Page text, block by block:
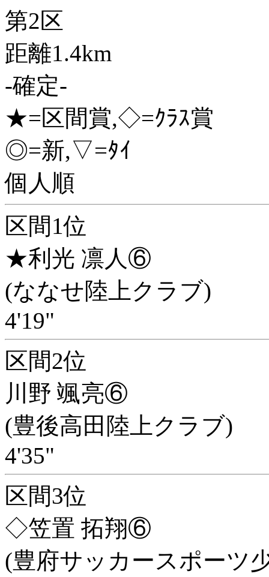
第2区
距離1.4km
-確定-
★=区間賞,◇=ｸﾗｽ賞
◎=新,▽=ﾀｲ
個人順
区間1位
★利光 凛人⑥
(ななせ陸上クラブ)
4'19"
区間2位
川野 颯亮⑥
(豊後高田陸上クラブ)
4'35"
区間3位
◇笠置 拓翔⑥
(豊府サッカースポーツ